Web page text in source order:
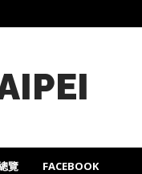
覽 FACEBOOK